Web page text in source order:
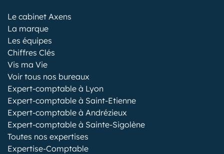
Le cabinet Axens
La marque
Les équipes
Chiffres Clés
Vis ma Vie
Voir tous nos bureaux
Expert-comptable à Lyon
Expert-comptable à Saint-Etienne
Expert-comptable à Andrézieux
Expert-comptable à Sainte-Sigolène
Toutes nos expertises
Expertise-Comptable